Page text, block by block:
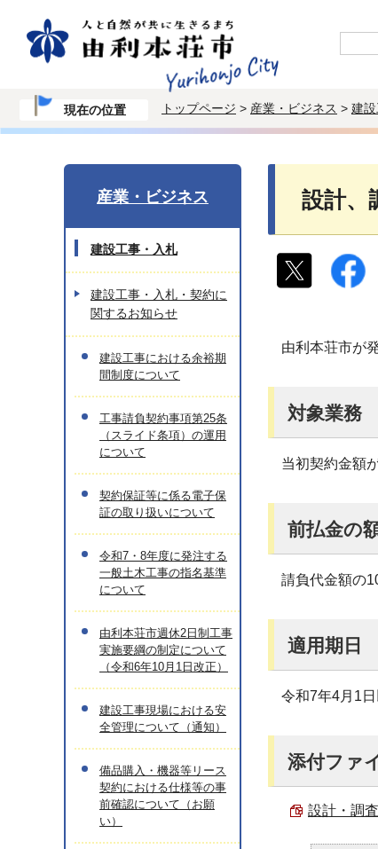
現在の位置 トップページ > 産業・ビジネス > 建
設計、
由利本荘市が
対象業務
当初契約金額
前払金の
請負代金額の
適用期日
令和7年4月1
添付ファ
設計・調
産業・ビジネス
建設工事・入札
建設工事・入札・契約に
関するお知らせ
建設工事における余裕期
間制度について
工事請負契約事項第25条
（スライド条項）の運用
について
契約保証等に係る電子保
証の取り扱いについて
令和7・8年度に発注する
一般土木工事の指名基準
について
由利本荘市週休2日制工事
実施要綱の制定について
（令和6年10月1日改正）
建設工事現場における安
全管理について（通知）
備品購入・機器等リース
契約における仕様等の事
前確認について（お願
い）